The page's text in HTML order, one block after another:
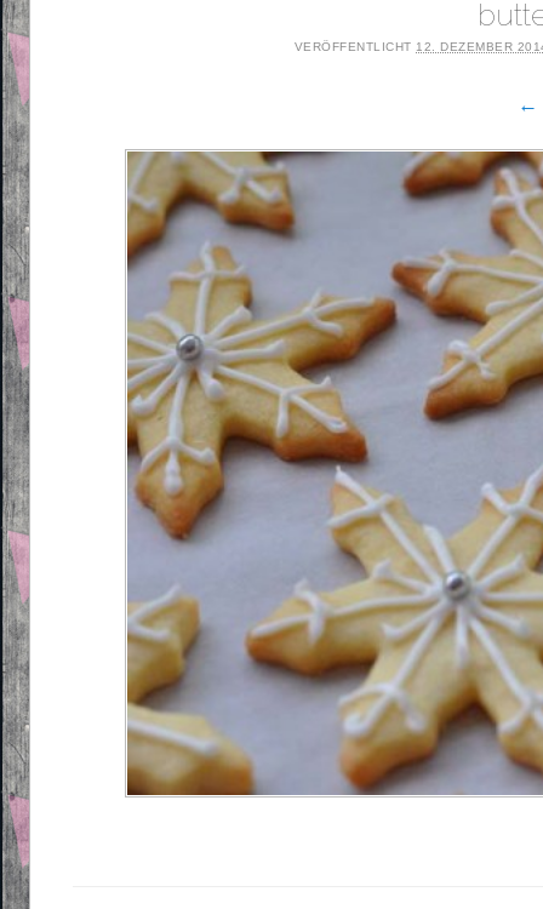
VERÖFFENTLICHT 12. DEZEMBER
←